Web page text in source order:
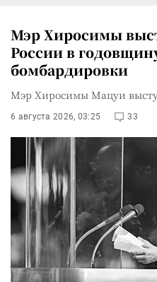
Мэр Хиросимы
России в
бомбардировки
Мэр Хиросимы Мацуи
6 августа 2026, 03:25 33